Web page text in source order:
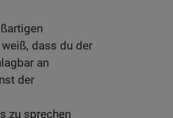
dass du der
an
der
zu sprechen